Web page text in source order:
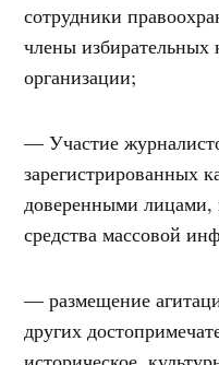
сотрудники
члены избирательных
организации;
— Участие
зарегистрированных
доверенными лицами,
средства массовой
— размещение
других